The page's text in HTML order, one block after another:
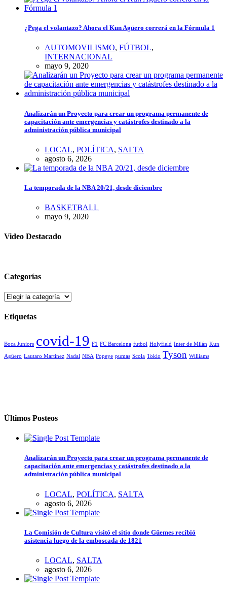
¿Pega el volantazo? Ahora el Kun Agüero correrá en la Fórmula 1
AUTOMOVILISMO, FÚTBOL,
INTERNACIONAL
mayo 9, 2020
Analizarán un Proyecto para crear un programa permanente de
capacitación ante emergencias y catástrofes destinado a la
administración pública municipal
LOCAL, POLÍTICA, SALTA
agosto 6, 2026
La temporada de la NBA 20/21, desde diciembre
BASKETBALL
mayo 9, 2020
Video Destacado
Categorías
Categorías
Etiquetas
Boca Juniors covid-19 F1 FC Barcelona futbol Holyfield Inter de Milán Kun
Agüero Lautaro Martinez Nadal NBA Popeye pumas Scola Tokio Tyson Williams
Últimos Posteos
Analizarán un Proyecto para crear un programa permanente de
capacitación ante emergencias y catástrofes destinado a la
administración pública municipal
LOCAL, POLÍTICA, SALTA
agosto 6, 2026
La Comisión de Cultura visitó el sitio donde Güemes recibió
asistencia luego de la emboscada de 1821
LOCAL, SALTA
agosto 6, 2026